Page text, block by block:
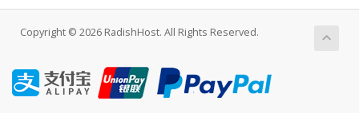
Copyright © 2026 RadishHost. All Rights Reserved.